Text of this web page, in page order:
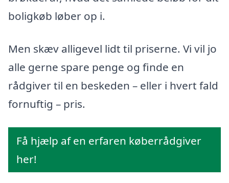
boligkøb løber op i.
Men skæv alligevel lidt til priserne. Vi vil jo
alle gerne spare penge og finde en
rådgiver til en beskeden – eller i hvert fald
fornuftig – pris.
Få hjælp af en erfaren køberrådgiver
her!